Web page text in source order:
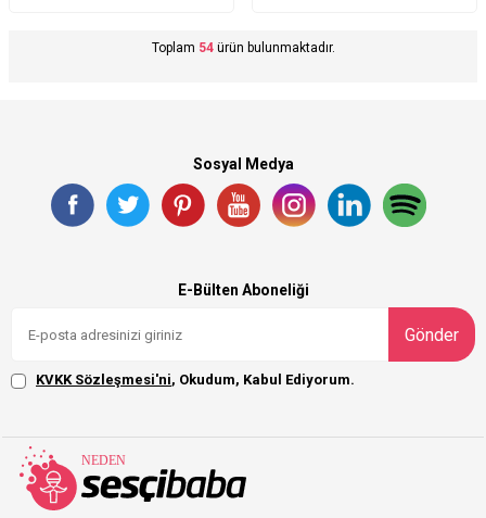
Toplam 54ürün bulunmaktadır.
Sosyal Medya
E-Bülten Aboneliği
Gönder
KVKK Sözleşmesi'ni, Okudum, Kabul Ediyorum.